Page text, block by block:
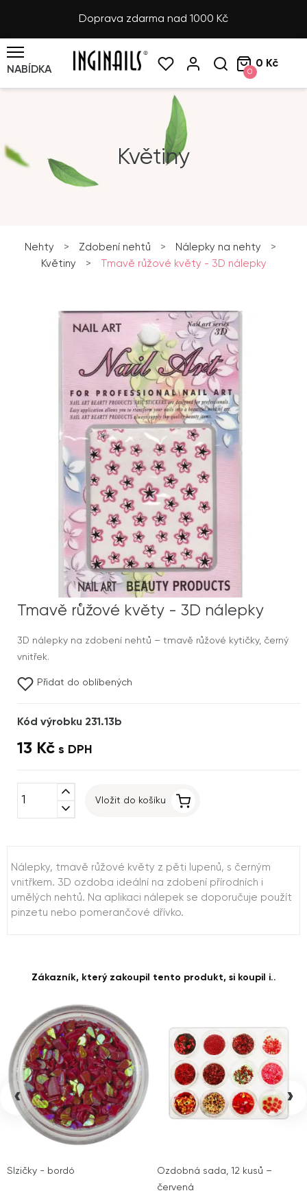
Doprava zdarma nad 1000 Kč
NABÍDKA 0
0 Kč
Květiny
Nehty > Zdobení nehtů > Nálepky na nehty
>
Květiny
> Tmavě růžové květy - 3D nálepky
Tmavě růžové květy - 3D nálepky
3D nálepky na zdobení nehtů – tmavě růžové kytičky, černý
vnitřek.
Přidat do oblíbených
Kód výrobku 231.13b
13 Kč s DPH
expand_less
expand_more
Vložit do košíku
Nálepky, tmavě růžové květy z pěti lupenů, s černým
vnitřkem. 3D ozdoba ideální na zdobení přírodních i
umělých nehtů. Na aplikaci nálepek se doporučuje použít
pinzetu nebo pomerančové dřívko.
Zákazník, který zakoupil tento produkt, si koupil i..
Slzičky - bordó
Ozdobná sada, 12 kusů –
červená
‹ ›